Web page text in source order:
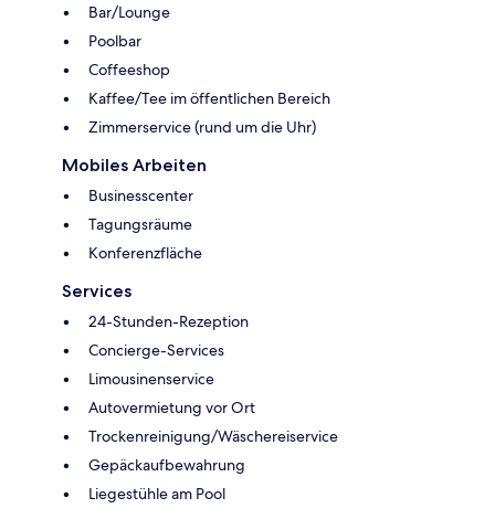
Bar/Lounge
Poolbar
Coffeeshop
Kaffee/Tee im öffentlichen Bereich
Zimmerservice (rund um die Uhr)
Mobiles Arbeiten
Businesscenter
Tagungsräume
Konferenzfläche
Services
24-Stunden-Rezeption
Concierge-Services
Limousinenservice
Autovermietung vor Ort
Trockenreinigung/Wäschereiservice
Gepäckaufbewahrung
Liegestühle am Pool